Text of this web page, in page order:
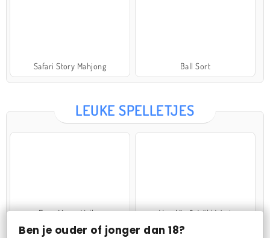
Ben je ouder of jonger dan 18?
Safari Story Mahjong Ball Sort
LEUKE SPELLETJES
Farm Merge Valley VegaMix 2: Wild West